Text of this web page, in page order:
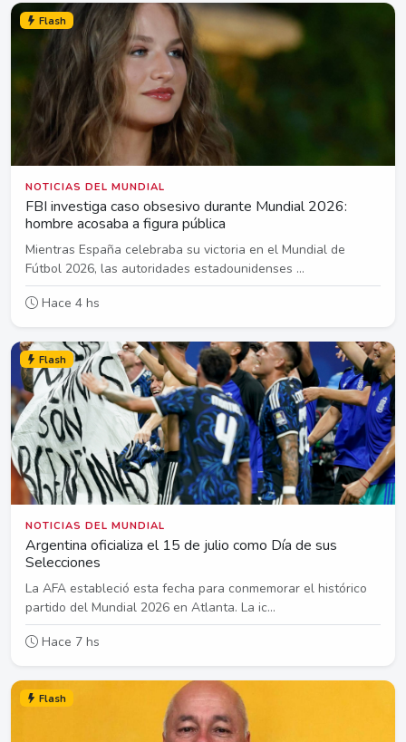
Flash
NOTICIAS DEL MUNDIAL
FBI investiga caso obsesivo durante Mundial 2026:
hombre acosaba a figura pública
Mientras España celebraba su victoria en el Mundial de
Fútbol 2026, las autoridades estadounidenses ...
Hace 4 hs
Flash
NOTICIAS DEL MUNDIAL
Argentina oficializa el 15 de julio como Día de sus
Selecciones
La AFA estableció esta fecha para conmemorar el histórico
partido del Mundial 2026 en Atlanta. La ic...
Hace 7 hs
Flash